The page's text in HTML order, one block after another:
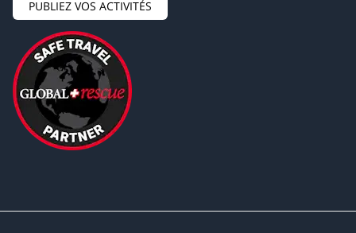
PUBLIEZ VOS ACTIVITÉS